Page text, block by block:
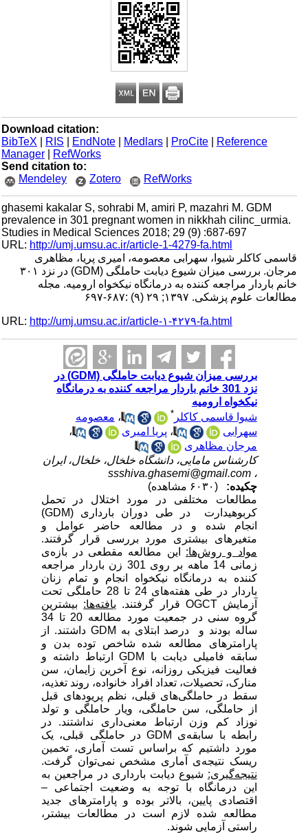
Download citation:
BibTeX
| RIS |EndNote |Medlars |ProCite |Reference
Manager
|RefWorks
Send citation to:
Mendeley
Zotero RefWorks
ghasemi kakalar S, sohrabi M, amiri P, mazahri M. GDM
prevalence in 301 pregnant women in nikkhah cilinc_urmia.
Studies in Medical Sciences 2018; 29 (9) :687-697
URL:http://umj.umsu.ac.ir/article-1-4279-fa.html
قاسمی کاکلر شیوا، سهرابی معصومه، امیری پریا، مظاهری
مرجان. بررسی میزان شیوع دیابت حاملگی (GDM) در نزد ۳۰۱
خانم باردار مراجعه کننده به درمانگاه نیکخواه ارومیه. مجله
مطالعات علوم پزشکی. ۱۳۹۷; ۲۹ (۹) :۶۸۷-۶۹۷
URL:http://umj.umsu.ac.ir/article-۱-۴۲۷۹-fa.html
بررسی میزان شیوع دیابت حاملگی (GDM) در
نزد 301 خانم باردار مراجعه کننده به درمانگاه
نیکخواه ارومیه
شیوا قاسمی کاکلر* ،معصومه
سهرابی
،پریا امیری
،
مرجان مظاهری
کارشناس مامایی، دانشگاه خلخال، خلخال،‌ ایران
ssshiva.ghasemi@gmail.com
چکیده:
مطالعات مختلفی در مورد اختلال در تحمل
کربوهیدارت در طی دوران بارداری (
GDM
)
انجام شده و در مطالعه حاضر عوامل و
متغیرهای بیشتری مورد بررسی قرار گرفتند.
مواد و روش‌ها:این مطالعه مقطعی در بازه‌ی
زمانی 14 ماهه بر روی 301 زن باردار مراجعه
کننده به درمانگاه نیکخواه انجام و تمام زنان
باردار در طی هفته‌های 24 تا 28 حاملگی تحت
آزمایشOGCTقرار گرفتند.یافته‌ها:بیشترین
گروه سنی در جمعیت مورد مطالعه 20 تا 34
ساله بودند و درصد ابتلای بهGDMداشتند. از
پارامتر‌های مطالعه شده شاخص توده بدن و
سابقه فامیلی دیابت باGDMارتباط داشته و
فعالیت فیزیکی روزانه، نوع آخرین زایمان، سن
منارک، تحصیلات، تعداد افراد خانواده، روند تغذیه،
سقط در حاملگی‌های قبلی، نظم پریودهای قبل
از حاملگی، سن حاملگی، ویار حاملگی و تولد
نوزاد کم وزن ارتباط معنی‌داری نداشتند. در
رابطه با سابقه‌یGDMدر حاملگی قبلی، یک
مورد داشتیم که براساس تست آماری، تخمین
ریسک نتیجه‌ی آماری مشخص نمی‌توان گرفت.
نتیجه‌گیری:شیوع دیابت بارداری در مراجعین به
این درمانگاه با توجه به وضعیت اجتماعی –
اقتصادی پایین، بالاتر بوده و پارامترهای جدید
مطالعه شده لازم است در مطالعات بیشتر،
راستی آزمایی شوند.